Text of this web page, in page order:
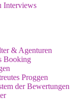
Interviews
& Agenturen
Booking
Proggen
der Bewertungen